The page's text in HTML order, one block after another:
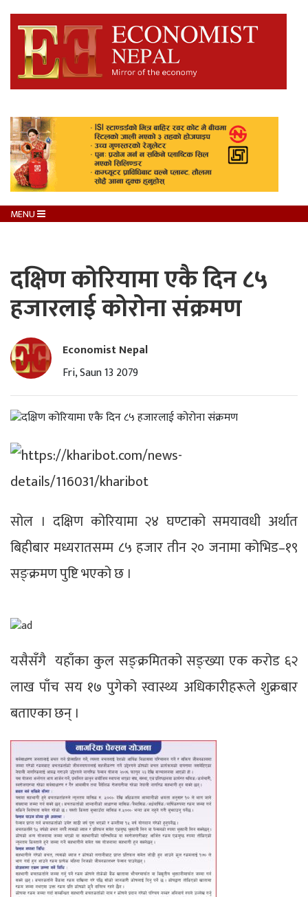
MENU
दक्षिण कोरियामा एकै दिन ८५
हजारलाई कोरोना संक्रमण
Economist Nepal
Fri, Saun 13 2079
सोल । दक्षिण कोरियामा २४ घण्टाको समयावधी अर्थात
बिहीबार मध्यरातसम्म ८५ हजार तीन २० जनामा कोभिड–१९
सङ्क्रमण पुष्टि भएको छ ।
यसैसँगै यहाँका कुल सङ्क्रमितको सङ्ख्या एक करोड ६२
लाख पाँच सय १७ पुगेको स्वास्थ्य अधिकारीहरूले शुक्रबार
बताएका छन् ।